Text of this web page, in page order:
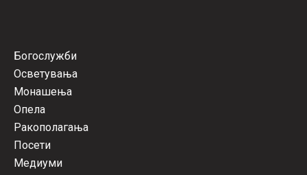
Богослужби
Осветувања
Монашења
Опела
Ракополагања
Посети
Медиуми